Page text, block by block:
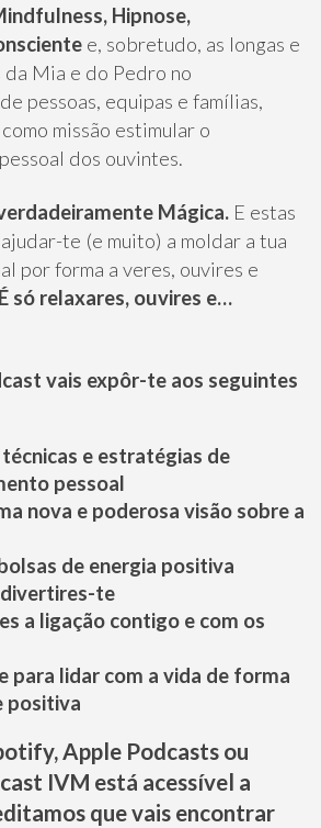
Hipnose,
e, sobretudo, as longas e
Mia e do Pedro no
pessoas, equipas e famílias,
missão estimular o
dos ouvintes.
Mágica. E estas
te (e muito) a moldar a tua
por forma a veres, ouvires e
É só relaxares, ouvires e…
vais expôr-te aos seguintes
e estratégias de
pessoal
nova e poderosa visão sobre a
de energia positiva
divertires-te
a ligação contigo e com os
para lidar com a vida de forma
positiva
Apple Podcasts ou
IVM está acessível a
que vais encontrar